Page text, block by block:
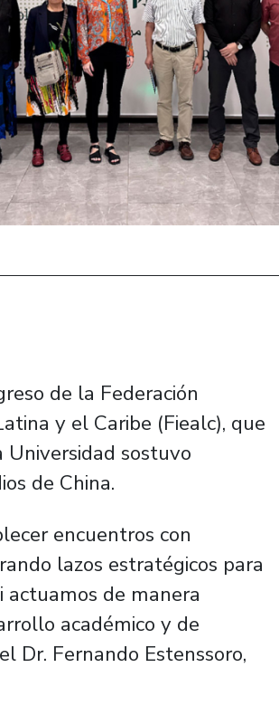
de la Federación
y el Caribe (Fiealc), que
Universidad sostuvo
de China.
encuentros con
lazos estratégicos para
actuamos de manera
académico y de
Dr. Fernando Estenssoro,